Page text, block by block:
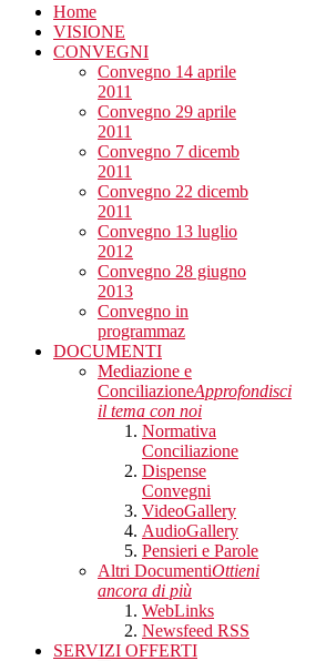
Home
VISIONE
CONVEGNI
Convegno 14 aprile
2011
Convegno 29 aprile
2011
Convegno 7 dicemb
2011
Convegno 22 dicemb
2011
Convegno 13 luglio
2012
Convegno 28 giugno
2013
Convegno in
programmaz
DOCUMENTI
Mediazione e
ConciliazioneApprofondisci
il tema con noi
Normativa
Conciliazione
Dispense
Convegni
VideoGallery
AudioGallery
Pensieri e Parole
Altri DocumentiOttieni
ancora di più
WebLinks
Newsfeed RSS
SERVIZI OFFERTI